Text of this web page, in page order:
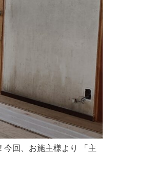
回、お施主様より 「主